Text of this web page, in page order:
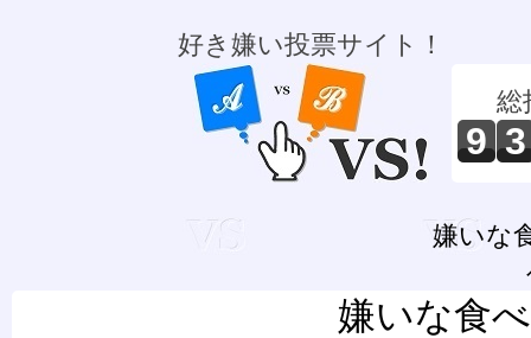
好き嫌い投票サイト！
総
9 3
嫌いな
嫌いな食